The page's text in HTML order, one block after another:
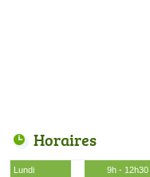
Horaires
Lundi 9h - 12h30